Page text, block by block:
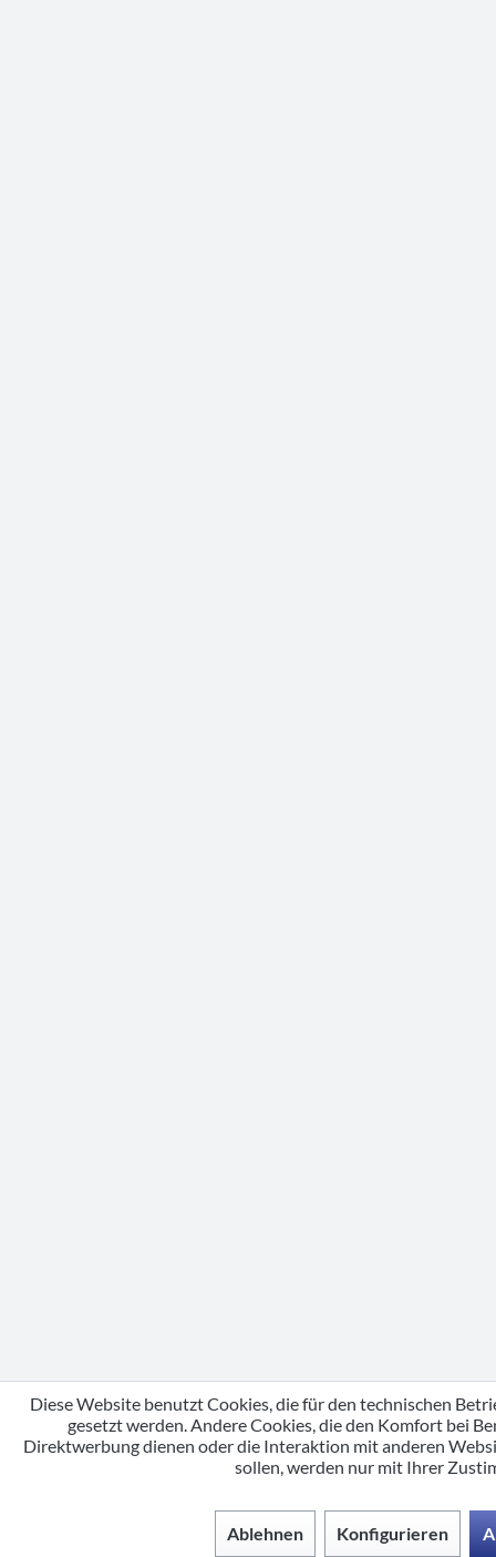
Diese Website benutzt Cookies, die für den technischen
gesetzt werden. Andere Cookies, die den Komfort bei
Direktwerbung dienen oder die Interaktion mit anderen
sollen, werden nur mit Ihrer
Ablehnen Konfigurieren